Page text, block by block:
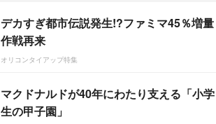
デカすぎ都市伝説発生!?ファミマ45％増量
作戦再来
オリコンタイアップ特集
マクドナルドが40年にわたり支える「小学
生の甲子園」